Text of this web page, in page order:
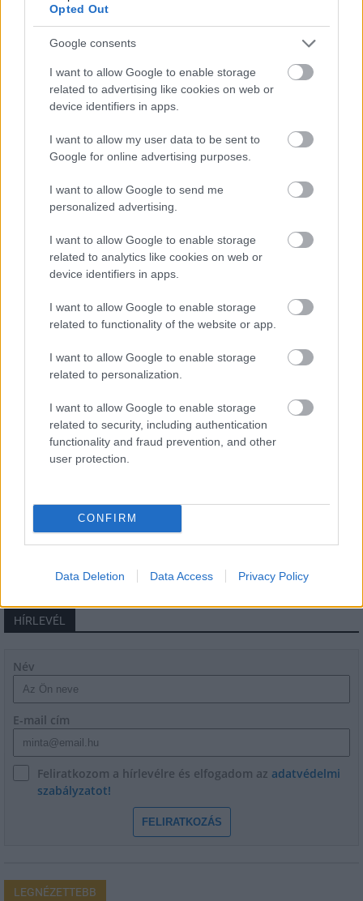
Opted Out
Google consents
I want to allow Google to enable storage
related to advertising like cookies on web or
device identifiers in apps.
I want to allow my user data to be sent to
Google for online advertising purposes.
I want to allow Google to send me
personalized advertising.
I want to allow Google to enable storage
related to analytics like cookies on web or
device identifiers in apps.
I want to allow Google to enable storage
related to functionality of the website or app.
I want to allow Google to enable storage
related to personalization.
I want to allow Google to enable storage
related to security, including authentication
functionality and fraud prevention, and other
user protection.
CONFIRM
Data Deletion Data Access Privacy Policy
műemlékfelújítás műemlék restaurálás
Történelmi táj, amelynek minden köve mesél –
A projekt részeként megújulnak a területen található
Várkanyarban álló Nepomuki Szent János híd és szobor is.
Bicske Kelet csomópont építése
Új gyalogosátkelők és jelzőlámpás
csomópont épül Angyalföldön
Másfélszeresére bővítik
Hódmezővásárhely jó hírű református
iskoláját
Flórián téri felüljárón
HÍRLEVÉL
Név
E-mail cím
Feliratkozom a hírlevélre és elfogadom az adatvédelmi
szabályzatot!
FELIRATKOZÁS
LEGNÉZETTEBB